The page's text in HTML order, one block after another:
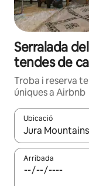
Serralada
tendes de
Troba i reserva
úniques a Airbnb
Ubicació
Quan els
Arribada